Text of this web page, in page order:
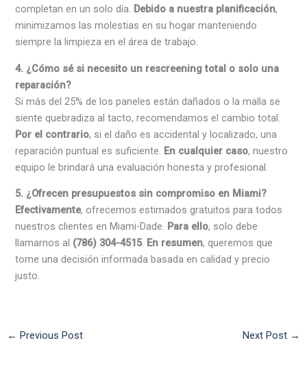
completan en un solo día. Debido a nuestra planificación,
minimizamos las molestias en su hogar manteniendo
siempre la limpieza en el área de trabajo.
4. ¿Cómo sé si necesito un rescreening total o solo una
reparación?
Si más del 25% de los paneles están dañados o la malla se
siente quebradiza al tacto, recomendamos el cambio total.
Por el contrario, si el daño es accidental y localizado, una
reparación puntual es suficiente. En cualquier caso, nuestro
equipo le brindará una evaluación honesta y profesional.
5. ¿Ofrecen presupuestos sin compromiso en Miami?
Efectivamente, ofrecemos estimados gratuitos para todos
nuestros clientes en Miami-Dade. Para ello, solo debe
llamarnos al (786) 304-4515. En resumen, queremos que
tome una decisión informada basada en calidad y precio
justo.
← Previous Post Next Post →